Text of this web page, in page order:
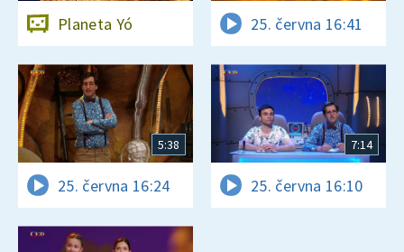
Planeta Yó 25. června 16:41
5:38
25. června 16:24
7:14
25. června 16:10